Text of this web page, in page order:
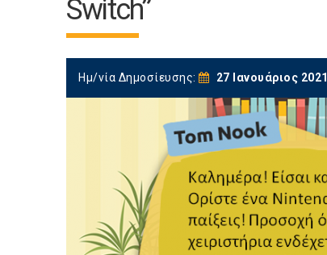
Switch”
Ημ/νία Δημοσίευσης: 27 Ιανουάριος 2021